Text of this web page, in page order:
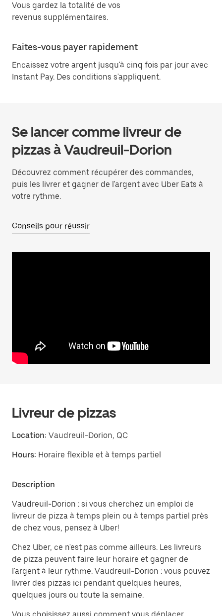
Vous gardez la totalité de vos
revenus supplémentaires.
Faites-vous payer rapidement
Encaissez votre argent jusqu'à cinq fois par jour avec
Instant Pay. Des conditions s'appliquent.
Se lancer comme livreur de
pizzas à Vaudreuil-Dorion
Découvrez comment récupérer des commandes,
puis les livrer et gagner de l'argent avec Uber Eats à
votre rythme.
Conseils pour réussir
Livreur de pizzas
Location: Vaudreuil-Dorion, QC
Hours: Horaire flexible et à temps partiel
Description
Vaudreuil-Dorion : si vous cherchez un emploi de
livreur de pizza à temps plein ou à temps partiel près
de chez vous, pensez à Uber!
Chez Uber, ce n'est pas comme ailleurs. Les livreurs
de pizza peuvent faire leur horaire et gagner de
l'argent à leur rythme. Vaudreuil-Dorion : vous pouvez
livrer des pizzas ici pendant quelques heures,
quelques jours ou toute la semaine.